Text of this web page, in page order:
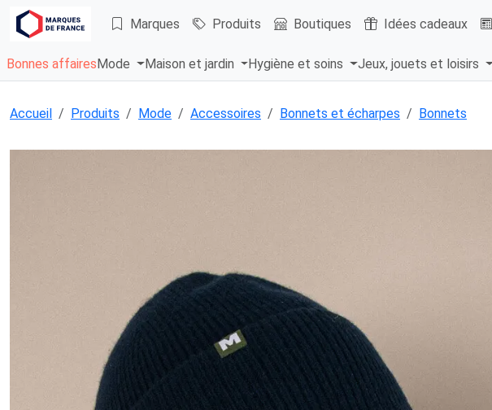
Marques Produits Boutiques Idées cadeaux
Bonnes affaires Mode Maison et jardin Hygiène et soins Jeux, jouets et loisirs
Accueil Produits Mode Accessoires Bonnets et écharpes Bonnets